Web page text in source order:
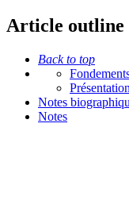
Article outline
Back to top
Notes
Notes